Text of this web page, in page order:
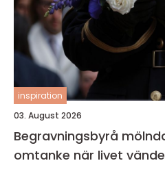
inspiration
03. August 2026
Begravningsbyrå mölndal stöd, struktur
omtanke när livet